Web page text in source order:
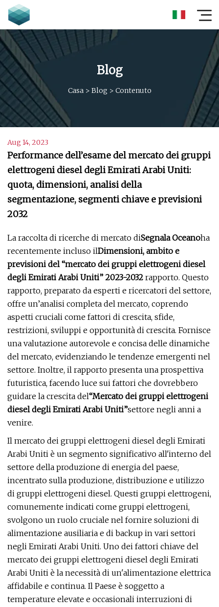
Blog
Casa > Blog > Contenuto
Aug 14, 2023
Performance dell’esame del mercato dei gruppi
elettrogeni diesel degli Emirati Arabi Uniti:
quota, dimensioni, analisi della
segmentazione, segmenti chiave e previsioni
2032
La raccolta di ricerche di mercato diSegnala Oceanoha
recentemente incluso ilDimensioni, ambito e
previsioni del “mercato dei gruppi elettrogeni diesel
degli Emirati Arabi Uniti” 2023-2032 rapporto. Questo
rapporto, preparato da esperti e ricercatori del settore,
offre un’analisi completa del mercato, coprendo
aspetti cruciali come fattori di crescita, sfide,
restrizioni, sviluppi e opportunità di crescita. Fornisce
una valutazione autorevole e concisa delle dinamiche
del mercato, evidenziando le tendenze emergenti nel
settore. Inoltre, il rapporto presenta una prospettiva
futuristica, facendo luce sui fattori che dovrebbero
guidare la crescita del“Mercato dei gruppi elettrogeni
diesel degli Emirati Arabi Uniti”settore negli anni a
venire.
Il mercato dei gruppi elettrogeni diesel degli Emirati
Arabi Uniti è un segmento significativo all'interno del
settore della produzione di energia del paese,
incentrato sulla produzione, distribuzione e utilizzo
di gruppi elettrogeni diesel. Questi gruppi elettrogeni,
comunemente indicati come gruppi elettrogeni,
svolgono un ruolo cruciale nel fornire soluzioni di
alimentazione ausiliaria e di backup in vari settori
negli Emirati Arabi Uniti. Uno dei fattori chiave del
mercato dei gruppi elettrogeni diesel degli Emirati
Arabi Uniti è la necessità di un'alimentazione elettrica
affidabile e continua. Il Paese è soggetto a
temperature elevate e occasionali interruzioni di